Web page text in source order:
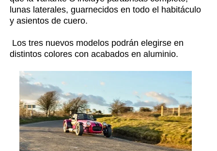
lunas laterales, guarnecidos en todo el habitáculo
y asientos de cuero.
Los tres nuevos modelos podrán elegirse en
distintos colores con acabados en aluminio.